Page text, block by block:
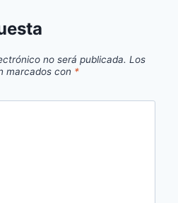
no será publicada. Los
marcados con *